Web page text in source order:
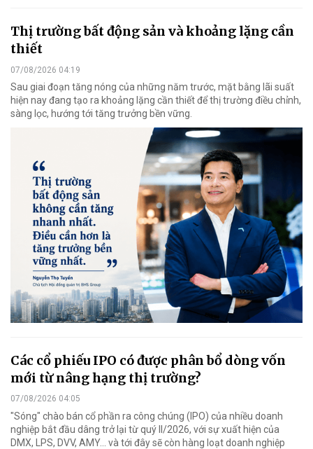
Thị trường bất động sản và khoảng lặng cần
thiết
07/08/2026 04:19
Sau giai đoạn tăng nóng của những năm trước, mặt bằng lãi suất
hiện nay đang tạo ra khoảng lặng cần thiết để thị trường điều chỉnh,
sàng lọc, hướng tới tăng trưởng bền vững.
Các cổ phiếu IPO có được phân bổ dòng vốn
mới từ nâng hạng thị trường?
07/08/2026 04:05
"Sóng" chào bán cổ phần ra công chúng (IPO) của nhiều doanh
nghiệp bắt đầu dâng trở lại từ quý II/2026, với sự xuất hiện của
DMX, LPS, DVV, AMY... và tới đây sẽ còn hàng loạt doanh nghiệp